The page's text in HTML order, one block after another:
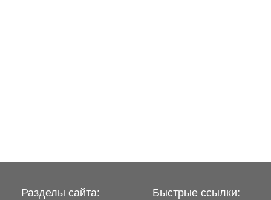
Разделы сайта: Быстрые ссылки: